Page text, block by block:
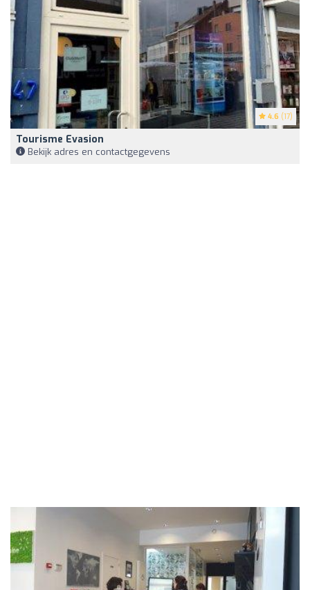
4.6 (17)
Tourisme Evasion
Bekijk adres en contactgegevens